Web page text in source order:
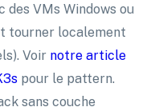
des VMs Windows ou
tourner localement
Voir notre article
pour le pattern.
sans couche